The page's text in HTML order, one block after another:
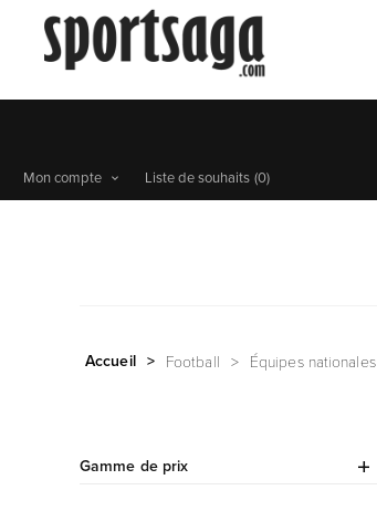
Mon compte Liste de souhaits (0)
Accueil > Football > Équipes nationales
Gamme de prix